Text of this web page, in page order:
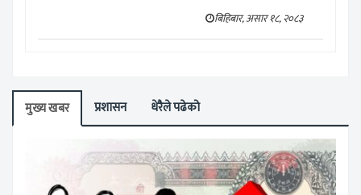
बिहिबार, असार १८, २०८३
मुख्य खबर प्रशासन धेरैले पढेको